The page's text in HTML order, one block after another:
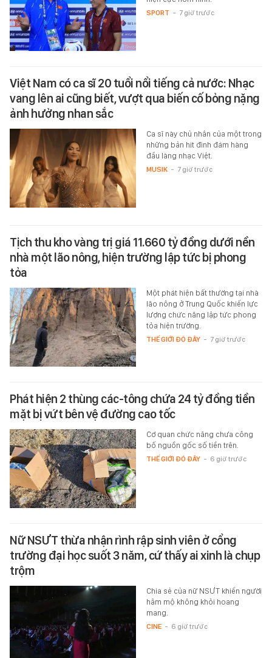
SPORT - 7 giờ trước
Việt Nam có ca sĩ 20 tuổi nổi tiếng cả nước: Nhạc
vang lên ai cũng biết, vượt qua biến cố bỏng nặng
ảnh hưởng nhan sắc
Ca sĩ này chủ nhân của một trong
những bản hit đình đám hàng
đầu làng nhạc Việt.
MUSIK - 7 giờ trước
Tịch thu kho vàng trị giá 11.660 tỷ đồng dưới nền
nhà một lão nông, hiện trường lập tức bị phong
tỏa
Một phát hiện bất thường tại nhà
lão nông ở Trung Quốc khiến lực
lượng chức năng lập tức phong
tỏa hiện trường.
THẾ GIỚI ĐÓ ĐÂY - 7 giờ trước
Phát hiện 2 thùng các-tông chứa 24 tỷ đồng tiền
mặt bị vứt bên vệ đường cao tốc
Cơ quan chức năng chưa công
bố nguồn gốc số tiền trên.
THẾ GIỚI ĐÓ ĐÂY - 6 giờ trước
Nữ NSƯT thừa nhận rình rập sinh viên ở cổng
trường đại học suốt 3 năm, cứ thấy ai xinh là chụp
trộm
Chia sẻ của nữ NSƯT khiến người
hâm mộ không khỏi hoang
mang.
CINE - 6 giờ trước